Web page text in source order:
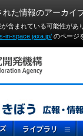
た情報のアーカイ
含まれている可能性が
in-space.jaxa.jp/ のページ